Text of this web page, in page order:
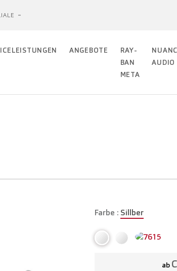
ANGEBOTE
RAY-
BAN
META
AUDIO
Farbe : Sillber
ab